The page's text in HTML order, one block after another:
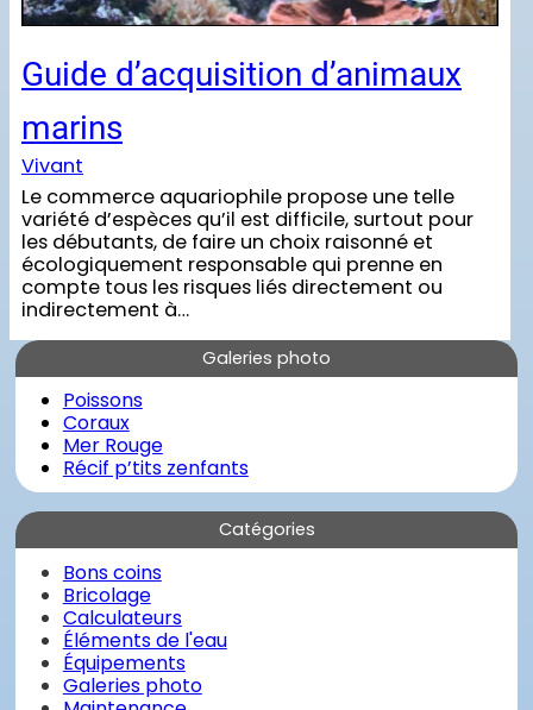
Guide d’acquisition d’animaux
marins
Vivant
Le commerce aquariophile propose une telle
variété d’espèces qu’il est difficile, surtout pour
les débutants, de faire un choix raisonné et
écologiquement responsable qui prenne en
compte tous les risques liés directement ou
indirectement à…
Galeries photo
Poissons
Coraux
Mer Rouge
Récif p’tits zenfants
Catégories
Bons coins
Bricolage
Calculateurs
Éléments de l'eau
Équipements
Galeries photo